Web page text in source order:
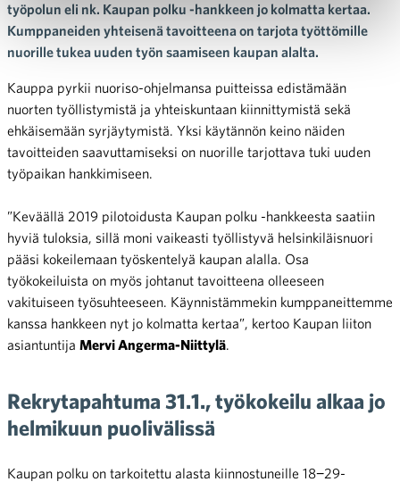
työpolun eli nk. Kaupan polku -hankkeen jo kolmatta kertaa.
Kumppaneiden yhteisenä tavoitteena on tarjota työttömille
nuorille tukea uuden työn saamiseen kaupan alalta.
Kauppa pyrkii nuoriso-ohjelmansa puitteissa edistämään
nuorten työllistymistä ja yhteiskuntaan kiinnittymistä sekä
ehkäisemään syrjäytymistä. Yksi käytännön keino näiden
tavoitteiden saavuttamiseksi on nuorille tarjottava tuki uuden
työpaikan hankkimiseen.
”Keväällä 2019 pilotoidusta Kaupan polku -hankkeesta saatiin
hyviä tuloksia, sillä moni vaikeasti työllistyvä helsinkiläisnuori
pääsi kokeilemaan työskentelyä kaupan alalla. Osa
työkokeiluista on myös johtanut tavoitteena olleeseen
vakituiseen työsuhteeseen. Käynnistämmekin kumppaneittemme
kanssa hankkeen nyt jo kolmatta kertaa”, kertoo Kaupan liiton
asiantuntija Mervi Angerma-Niittylä
Rekrytapahtuma 31.1., työkokeilu alkaa jo
helmikuun puolivälissä
Kaupan polku on tarkoitettu alasta kiinnostuneille 18−29-